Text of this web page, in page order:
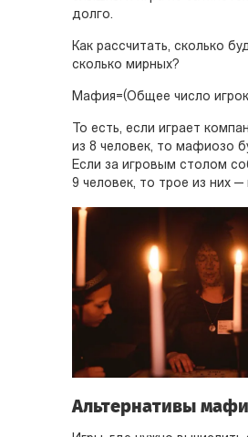
долго.
Как рассчитать, сколько
сколько мирных?
Мафия=(Общее число
То есть, если играет
из 8 человек, то мафиозо
Если за игровым столом
9 человек, то трое из них
Альтернативы